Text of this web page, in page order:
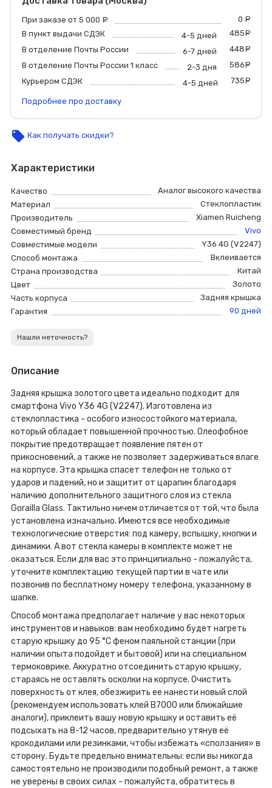
При заказе от 5 000 0
В пункт выдачи СДЭК
4-5 дней 485
В отделение Почты России
6-7 дней 448
В отделение Почты России 1 класс
2-3 дня 586
Курьером СДЭК
4-5 дней 735
Подробнее про доставку
local_offer Как получать скидки?
Характеристики
Качество
Аналог высокого качества
Материал
Стеклопластик
Производитель
Xiamen Ruicheng
Совместимый бренд
Vivo
Совместимые модели
Y36 4G (V2247)
Способ монтажа
Вклеивается
Страна производства
Китай
Цвет
Золото
Часть корпуса
Задняя крышка
Гарантия
90 дней
Нашли неточность?
Описание
Задняя крышка золотого цвета идеально подходит для
смартфона Vivo Y36 4G (V2247). Изготовлена из
стеклопластика - особого износостойкого материала,
который обладает повышенной прочностью. Олеофобное
покрытие предотвращает появление пятен от
прикосновений, а также не позволяет задерживаться влаге
на корпусе. Эта крышка спасет телефон не только от
ударов и падений, но и защитит от царапин благодаря
наличию дополнительного защитного слоя из стекла
Gorailla Glass. Тактильно ничем отличается от той, что была
установлена изначально. Имеются все необходимые
технологические отверстия: под камеру, вспышку, кнопки и
динамики. А вот стекла камеры в комплекте может не
оказаться. Если для вас это принципиально - пожалуйста,
уточните комплектацию текущей партии в чате или
позвонив по бесплатному номеру телефона, указанному в
шапке.
Способ монтажа предполагает наличие у вас некоторых
инструментов и навыков: вам необходимо будет нагреть
старую крышку до 95 °C феном паяльной станции (при
наличии опыта подойдет и бытовой) или на специальном
термоковрике. Аккуратно отсоединить старую крышку,
стараясь не оставлять осколки на корпусе. Очистить
поверхность от клея, обезжирить ее нанести новый слой
(рекомендуем использовать клей B7000 или ближайшие
аналоги), приклеить вашу новую крышку и оставить её
подсыхать на 8-12 часов, предварительно утянув её
крокодилами или резинками, чтобы избежать «сползания» в
сторону. Будьте предельно внимательны: если вы никогда
самостоятельно не производили подобный ремонт, а также
не уверены в своих силах - пожалуйста, обратитесь в